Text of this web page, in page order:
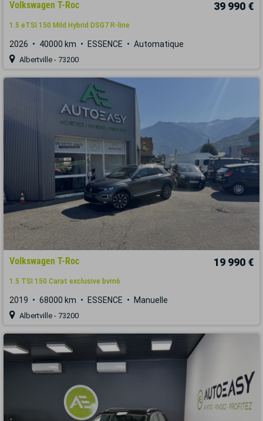
Volkswagen T-Roc 39 990 €
1.5 eTSI 150 Mild Hybrid DSG7 R-line
2026 40000 km ESSENCE Automatique
Albertville - 73200
Volkswagen T-Roc 19 990 €
1.5 TSI 150 Carat exclusive bvm6
2019 68000 km ESSENCE Manuelle
Albertville - 73200